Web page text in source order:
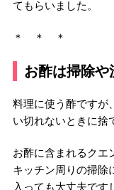
てもらいました。
＊ ＊ ＊
お酢は掃除や
料理に使う酢ですが
い切れないときに捨
お酢に含まれるクエ
キッチン周りの掃除
入っても大丈夫です